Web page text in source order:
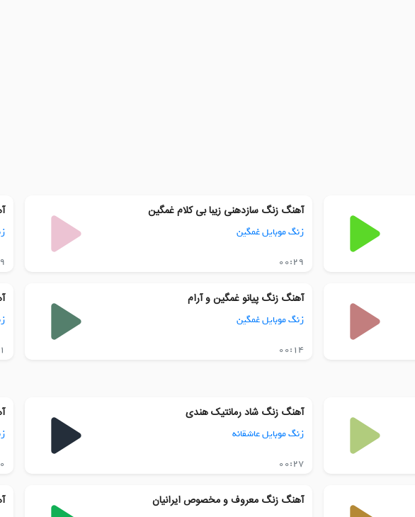
آهنگ زنگ سازدهنی زیبا بی کلام غمگین
زنگ موبایل غمگین
00:29
آهنگ زنگ پیانو غمگین و آرام
زنگ موبایل غمگین
00:14
آهنگ زنگ شاد رمانتیک هندی
زنگ موبایل عاشقانه
00:27
آهنگ زنگ معروف و مخصوص ایرانیان